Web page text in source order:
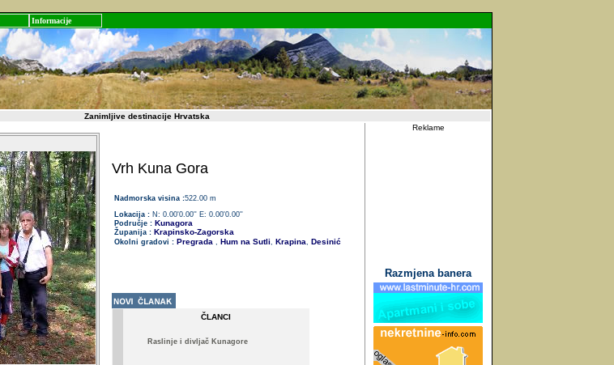
Informacije
Zanimljive destinacije Hrvatska
Vrh Kuna Gora
Nadmorska visina :522.00 m
Lokacija :N: 0.00'0.00'' E: 0.00'0.00''
Područje :Kunagora
Županija : Krapinsko-Zagorska
Okolni gradovi : Pregrada , Hum na Sutli, Krapina, Desinić
ČLANCI
Raslinje i divljač Kunagore
Reklame
Razmjena banera